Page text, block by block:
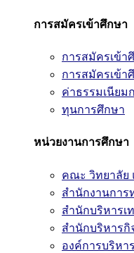
การสมัครเข้าศึกษา
การสมัครเข้
การสมัครเข้
ค่าธรรมเนียม
ทุนการศึกษา
หน่วยงานการศึกษา
คณะ วิทยาลัย
สำนักงานการ
สำนักบริหารเ
สำนักบริหารกิ
องค์การบริหา